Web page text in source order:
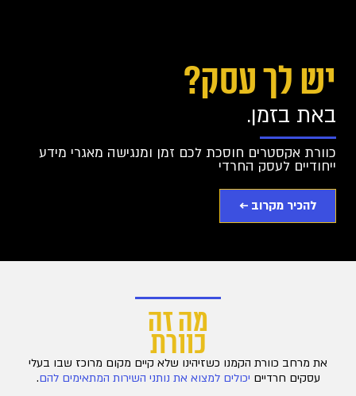
יש לך עסק?
באת בזמן.
כוורת אקסטרים חוסכת לכם זמן ומנגישה מאגרי מידע
ייחודיים לעסק החרדי
להכיר מקרוב ←
מה זה
כוורת
את מרחב כוורת הקמנו כשזיהינו שלא קיים מקום מרוכז שבו בעלי
עסקים חרדיים יכולים למצוא את נותני השירות המתאימים להם.